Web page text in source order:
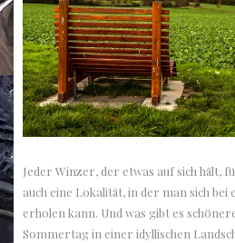
Jeder Winzer, der etwas auf sich hält,
auch eine Lokalität, in der man sich bei
erholen kann. Und was gibt es
Sommertag in einer idyllischen